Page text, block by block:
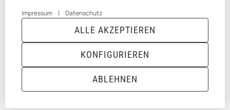
* Alle Preise inkl. gesetzlicher USt., zzgl.Versand
JTL-Shop| TECHNIK JTL-Shop Template
ANMELDEN MENÜ WARENKORB
Impressum | Datenschutz
ABLEHNEN
KONFIGURIEREN
ALLE AKZEPTIEREN